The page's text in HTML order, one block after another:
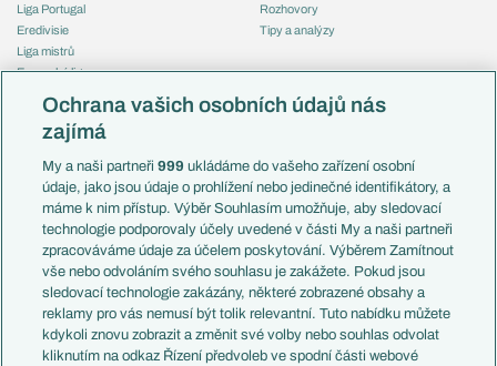
Liga Portugal
Eredivisie
Liga mistrů
Evropská liga
Mistrovství světa
Liga národů
Témata
Představení týmů MS
EuroSkauting
PL v kostce
Evropské koeficienty
Přestupy
Přestupové spekulace
Zranění
Rozhovory
Tipy a analýzy
Česko
Francie
Itálie
Německo
Španělsko
Argentina
Brazílie
Přestupy
Zápasy
Ochrana vašich osobních údajů nás
zajímá
My a naši partneři999 ukládáme do vašeho zařízení osobní
údaje, jako jsou údaje o prohlížení nebo jedinečné identifikátory, a
máme k nim přístup. Výběr Souhlasím umožňuje, aby sledovací
technologie podporovaly účely uvedené v části My a naši partneři
zpracováváme údaje za účelem poskytování. Výběrem Zamítnout
vše nebo odvoláním svého souhlasu je zakážete. Pokud jsou
sledovací technologie zakázány, některé zobrazené obsahy a
reklamy pro vás nemusí být tolik relevantní. Tuto nabídku můžete
kdykoli znovu zobrazit a změnit své volby nebo souhlas odvolat
kliknutím na odkaz Řízení předvoleb ve spodní části webové